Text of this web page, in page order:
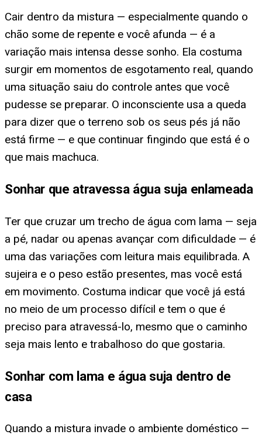
Cair dentro da mistura — especialmente quando o
chão some de repente e você afunda — é a
variação mais intensa desse sonho. Ela costuma
surgir em momentos de esgotamento real, quando
uma situação saiu do controle antes que você
pudesse se preparar. O inconsciente usa a queda
para dizer que o terreno sob os seus pés já não
está firme — e que continuar fingindo que está é o
que mais machuca.
Sonhar que atravessa água suja enlameada
Ter que cruzar um trecho de água com lama — seja
a pé, nadar ou apenas avançar com dificuldade — é
uma das variações com leitura mais equilibrada. A
sujeira e o peso estão presentes, mas você está
em movimento. Costuma indicar que você já está
no meio de um processo difícil e tem o que é
preciso para atravessá-lo, mesmo que o caminho
seja mais lento e trabalhoso do que gostaria.
Sonhar com lama e água suja dentro de
casa
Quando a mistura invade o ambiente doméstico —